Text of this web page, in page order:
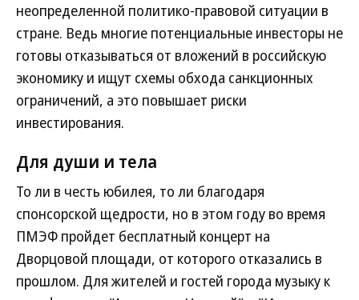
неопределенной политико-правовой ситуации в
стране. Ведь многие потенциальные инвесторы не
готовы отказываться от вложений в российскую
экономику и ищут схемы обхода санкционных
ограничений, а это повышает риски
инвестирования.
Для души и тела
То ли в честь юбилея, то ли благодаря
спонсорской щедрости, но в этом году во время
ПМЭФ пройдет бесплатный концерт на
Дворцовой площади, от которого отказались в
прошлом. Для жителей и гостей города музыку к